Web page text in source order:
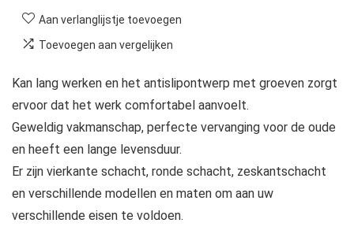
Aan verlanglijstje toevoegen
Toevoegen aan vergelijken
Kan lang werken en het antislipontwerp met groeven zorgt
ervoor dat het werk comfortabel aanvoelt.
Geweldig vakmanschap, perfecte vervanging voor de oude
en heeft een lange levensduur.
Er zijn vierkante schacht, ronde schacht, zeskantschacht
en verschillende modellen en maten om aan uw
verschillende eisen te voldoen.